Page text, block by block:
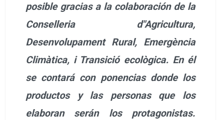
posible gracias a la colaboración de la
Conselleria d"Agricultura,
Desenvolupament Rural, Emergència
Climàtica, i Transició ecològica. En él
se contará con ponencias donde los
productos y las personas que los
elaboran serán los protagonistas.